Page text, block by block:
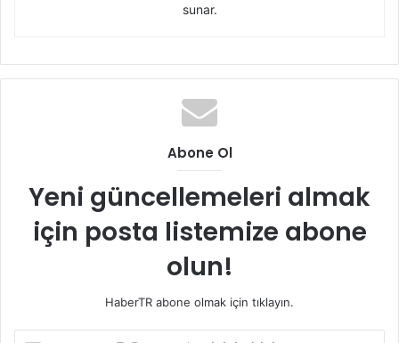
sunar.
Abone Ol
Yeni güncellemeleri almak
için posta listemize abone
olun!
HaberTR abone olmak için tıklayın.